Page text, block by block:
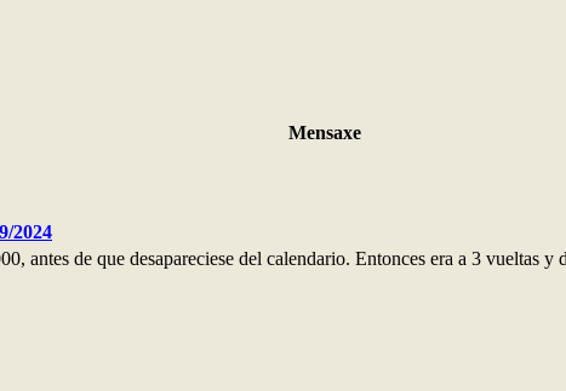
Mensaxe
2024
antes de que desapareciese del calendario. Entonces era a 3 vueltas